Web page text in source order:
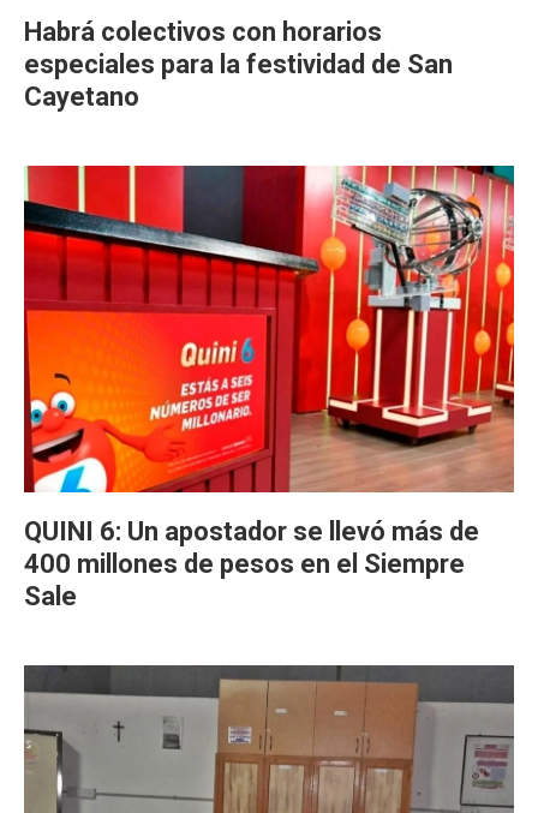
Habrá colectivos con horarios
especiales para la festividad de San
Cayetano
QUINI 6: Un apostador se llevó más de
400 millones de pesos en el Siempre
Sale